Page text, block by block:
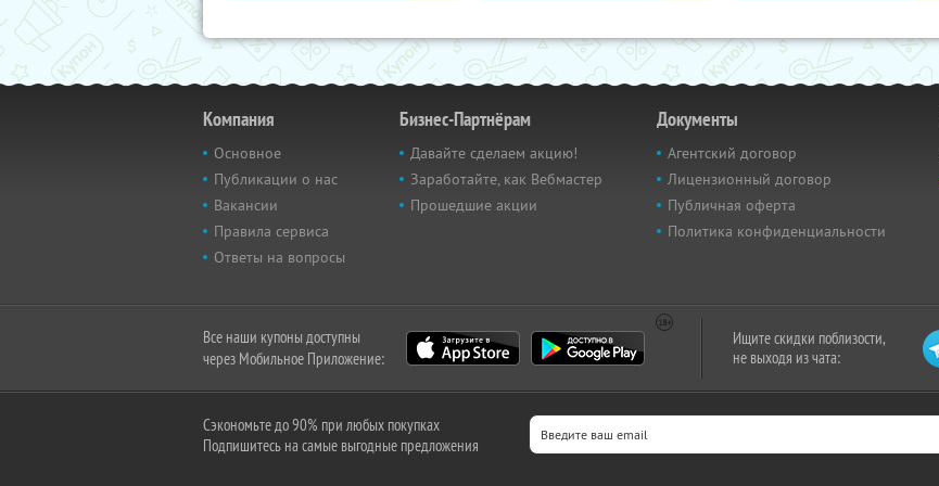
Компания
Основное
Публикации о нас
Вакансии
Правила сервиса
Ответы на вопросы
Бизнес-Партнёрам
Давайте сделаем акцию!
Заработайте, как Вебмастер
Прошедшие акции
Документы
Агентский договор
Лицензионный договор
Публичная оферта
Политика конфиденциальности
Все наши купоны доступны
через Мобильное Приложение:
Ищите скидки поблизости,
не выходя из чата:
Сэкономьте до 90% при любых покупках
Подпишитесь на самые выгодные предложения